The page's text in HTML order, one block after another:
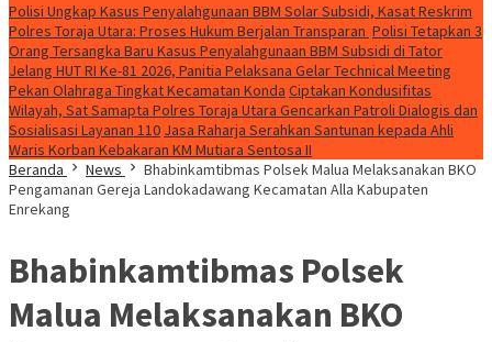
Polisi Ungkap Kasus Penyalahgunaan BBM Solar Subsidi, Kasat Reskrim
Polres Toraja Utara: Proses Hukum Berjalan Transparan Polisi Tetapkan 3
Orang Tersangka Baru Kasus Penyalahgunaan BBM Subsidi di Tator
Jelang HUT RI Ke-81 2026, Panitia Pelaksana Gelar Technical Meeting
Pekan Olahraga Tingkat Kecamatan Konda Ciptakan Kondusifitas
Wilayah, Sat Samapta Polres Toraja Utara Gencarkan Patroli Dialogis dan
Sosialisasi Layanan 110 Jasa Raharja Serahkan Santunan kepada Ahli
Waris Korban Kebakaran KM Mutiara Sentosa II
Beranda
News
Bhabinkamtibmas Polsek Malua Melaksanakan BKO
Pengamanan Gereja Landokadawang Kecamatan Alla Kabupaten
Enrekang
Bhabinkamtibmas Polsek
Malua Melaksanakan BKO